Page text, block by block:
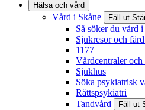
Hälsa och vård
Vård i Skåne Fäll ut
Så söker du vård
Sjukresor och
1177
Vårdcentraler
Sjukhus
Söka psykiatrisk
Rättspsykiatri
Tandvård
Fäll ut